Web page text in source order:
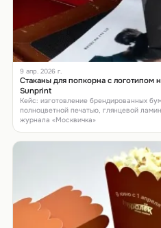
9 апр. 2026 г.
Стаканы для попкорна с логотипом
Sunprint
Кейс: изготовление брендированных
полноцветной печатью, глянцевой
журнала «Москвичка»